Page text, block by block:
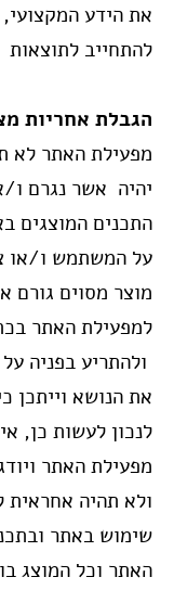
את הידע המקצועי,
להתחייב
הגבלת אחריות
מפעילת האתר לא
יהיה אשר נגרם ו/
התכנים המוצגים
על המשתמש ו/או
מוצר מסוים גורם
ולהתריע בפניה
את הנושא וייתכן
לנכון לעשות כן,
מפעילת האתר
ולא תהיה אחראית
שימוש באתר
האתר וכל המוצג